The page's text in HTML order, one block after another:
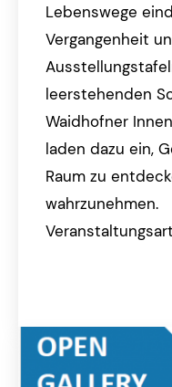
Lebenswege
Vergangenheit
leerstehenden
Waidhofner
laden dazu ein,
Raum zu
wahrzunehmen.